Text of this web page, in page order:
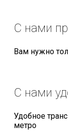
С нами
Вам нужно
С нами
Удобное
метро